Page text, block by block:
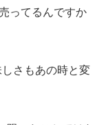
ってるんですか
さもあの時と変